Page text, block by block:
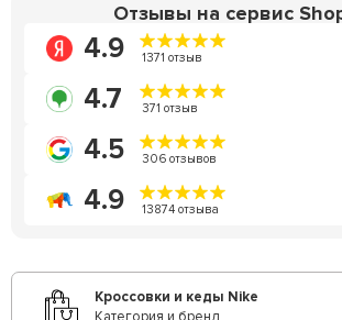
Отзывы на сервис
4.9 1371 отзыв
4.7 371 отзыв
4.5 306 отзывов
4.9 13874 отзыва
Кроссовки и кеды Nike
Категория и бренд